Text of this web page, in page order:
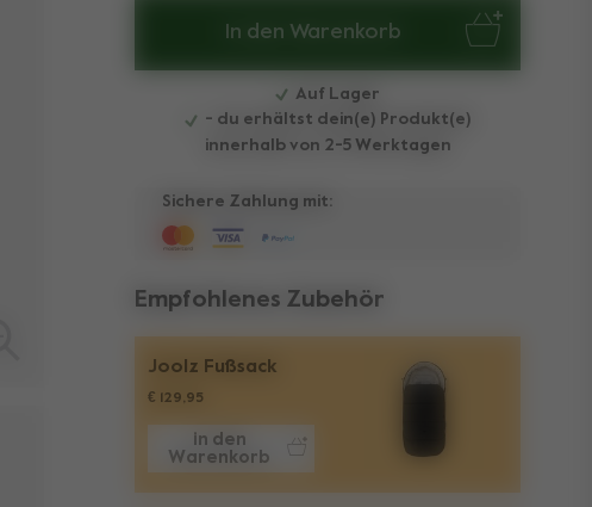
In den Warenkorb
Auf Lager
- du erhältst dein(e) Produkt(e)
innerhalb von 2-5 Werktagen
Sichere Zahlung mit:
Empfohlenes Zubehör
Joolz Fußsack
€ 129,95
in den
Warenkorb